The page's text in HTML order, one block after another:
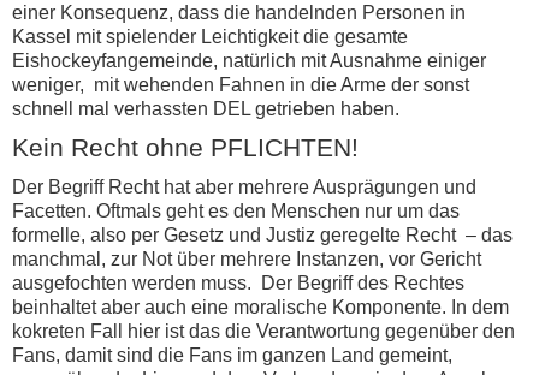
einer Konsequenz, dass die handelnden Personen in
Kassel mit spielender Leichtigkeit die gesamte
Eishockeyfangemeinde, natürlich mit Ausnahme einiger
weniger, mit wehenden Fahnen in die Arme der sonst
schnell mal verhassten DEL getrieben haben.
Kein Recht ohne PFLICHTEN!
Der Begriff Recht hat aber mehrere Ausprägungen und
Facetten. Oftmals geht es den Menschen nur um das
formelle, also per Gesetz und Justiz geregelte Recht – das
manchmal, zur Not über mehrere Instanzen, vor Gericht
ausgefochten werden muss. Der Begriff des Rechtes
beinhaltet aber auch eine moralische Komponente. In dem
kokreten Fall hier ist das die Verantwortung gegenüber den
Fans, damit sind die Fans im ganzen Land gemeint,